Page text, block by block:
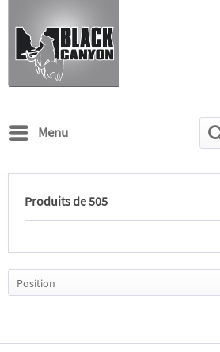
Menu
Produits de 505